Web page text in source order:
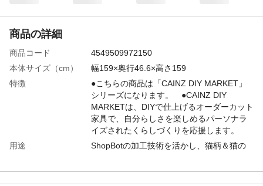
商品の詳細
商品コード
4549509972150
本体サイズ（cm）
幅159×奥行46.6×高さ159
特徴
●こちらの商品は「CAINZ DIY MARKET」
シリーズになります。 ●CAINZ DIY
MARKETは、DIYで仕上げるオーダーカット
家具で、自分らしさを楽しめるパーソナラ
イズされたくらしづくりを応援します。
用途
ShopBotの加工技術を活かし、猫柄＆猫の